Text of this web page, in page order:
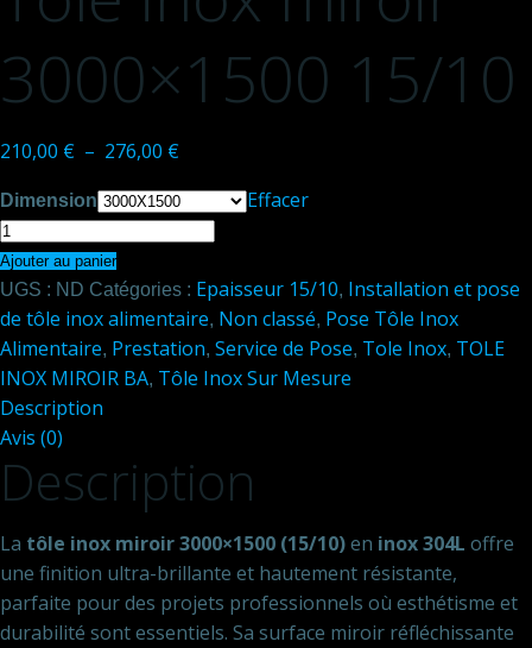
3000×1500 15/10
210,00 € – 276,00 €
prix :
210,00 €
276,00 €
Dimension Effacer
quantité
de
Tôle
inox
miroir
3000x1500
15/10
Ajouter au panier
UGS : ND Catégories : Epaisseur 15/10, Installation et pose
de tôle inox alimentaire, Non classé, Pose Tôle Inox
Alimentaire, Prestation, Service de Pose, Tole Inox, TOLE
INOX MIROIR BA, Tôle Inox Sur Mesure
Description
Avis (0)
Description
La tôle inox miroir 3000×1500 (15/10)en inox 304L offre
une finition ultra-brillante et hautement résistante,
parfaite pour des projets professionnels où esthétisme et
durabilité sont essentiels. Sa surface miroir réfléchissante